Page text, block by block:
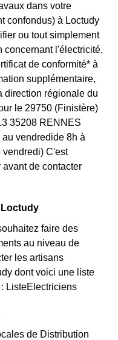
dans votre
confondus) à Loctudy
ou tout simplement
concernant l'électricité,
de conformité* à
supplémentaire,
direction régionale du
le 29750 (Finistère)
35208 RENNES
vendredide 8h à
vendredi) C'est
de contacter
Loctudy
faire des
au niveau de
les artisans
dont voici une liste
ListeElectriciens
de Distribution